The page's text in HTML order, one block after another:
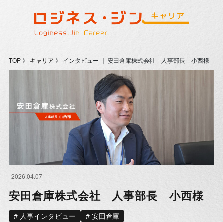
TOP》 キャリア 》 インタビュー ｜ 安田倉庫株式会社 人事部長 小西様
2026.04.07
安田倉庫株式会社 人事部長 小西様
人事インタビュー 安田倉庫